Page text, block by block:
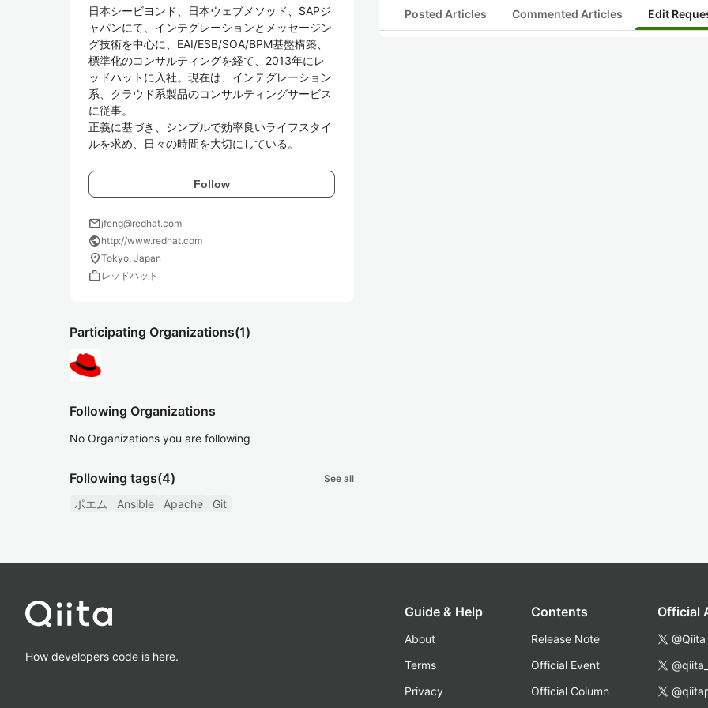
日本シービヨンド、日本ウェブメソッド、SAPジ
ャパンにて、インテグレーションとメッセージン
グ技術を中心に、EAI/ESB/SOA/BPM基盤構築、
標準化のコンサルティングを経て、2013年にレ
ッドハットに入社。現在は、インテグレーション
系、クラウド系製品のコンサルティングサービス
に従事。
正義に基づき、シンプルで効率良いライフスタイ
ルを求め、日々の時間を大切にしている。
Follow
mailjfeng@redhat.com
publichttp://www.redhat.com
location_onTokyo, Japan
workレッドハット
Participating Organizations(1)
Following Organizations
No Organizations you are following
Following tags(4) See all
ポエム Ansible Apache Git
Posted Articles Commented Articles Edit
How developers code is here.
Guide & Help
About
Terms
Privacy
Contents
Release Note
Official Event
Official Column
Official
@Qiita